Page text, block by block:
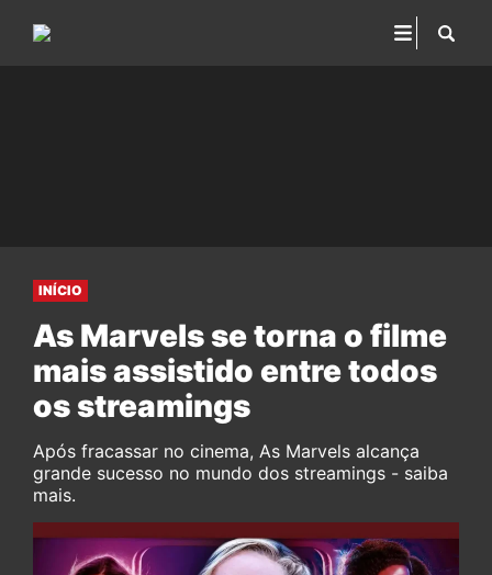
INÍCIO
As Marvels se torna o filme
mais assistido entre todos
os streamings
Após fracassar no cinema, As Marvels alcança
grande sucesso no mundo dos streamings - saiba
mais.